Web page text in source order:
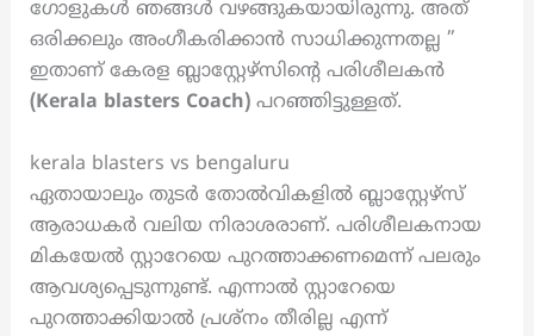
ഗോളുകൾ ഞങ്ങൾ വഴങ്ങുകയായിരുന്നു. അത്
ഒരിക്കലും അംഗീകരിക്കാൻ സാധിക്കുന്നതല്ല ”
ഇതാണ് കേരള ബ്ലാസ്റ്റേഴ്സിന്റെ പരിശീലകൻ
(Kerala blasters Coach)പറഞ്ഞിട്ടുള്ളത്.
kerala blasters vs bengaluru
ഏതായാലും തുടർ തോൽവികളിൽ ബ്ലാസ്റ്റേഴ്സ്
ആരാധകർ വലിയ നിരാശരാണ്. പരിശീലകനായ
മികയേൽ സ്റ്റാറേയെ പുറത്താക്കണമെന്ന് പലരും
ആവശ്യപ്പെടുന്നുണ്ട്. എന്നാൽ സ്റ്റാറേയെ
പുറത്താക്കിയാൽ പ്രശ്നം തീരില്ല എന്ന്